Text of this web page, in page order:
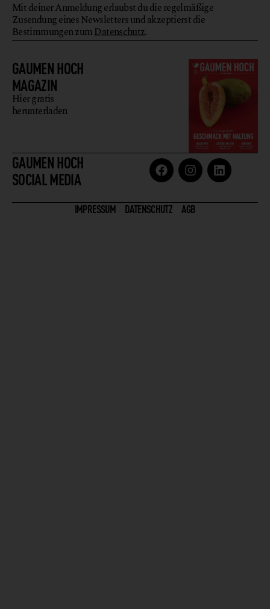
GAUMEN HOCH
MAGAZIN
Hier gratis
herunterladen
GAUMEN HOCH
SOCIAL MEDIA
Mit deiner Anmeldung erlaubst du die regelmäßige
Zusendung eines Newsletters und akzeptierst die
Bestimmungen zumDatenschutz.
IMPRESSUM DATENSCHUTZ AGB